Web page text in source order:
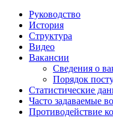
Руководство
История
Структура
Видео
Вакансии
Сведения о
Порядок
Статистические
Часто задаваемые
Противодействие